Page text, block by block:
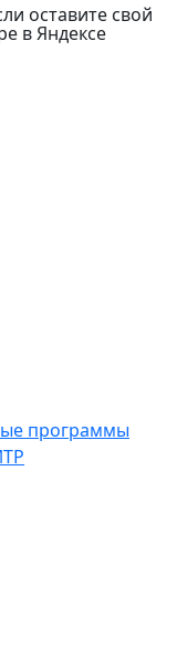
оставите свой
в Яндексе
программы